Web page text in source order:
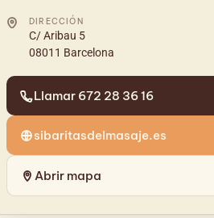
DIRECCIÓN
C/ Aribau 5
08011 Barcelona
Llamar 672 28 36 16
sibaritasdelmasaje.es
Abrir mapa